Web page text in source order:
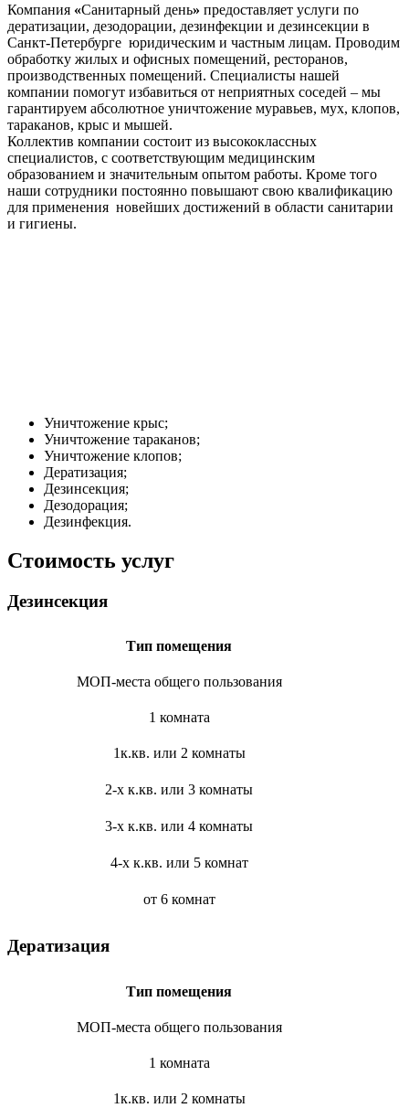
Компания «Санитарный день» предоставляет услуги по
дератизации, дезодорации, дезинфекции и дезинсекции в
Санкт-Петербурге юридическим и частным лицам. Проводим
обработку жилых и офисных помещений, ресторанов,
производственных помещений. Специалисты нашей
компании помогут избавиться от неприятных соседей – мы
гарантируем абсолютное уничтожение муравьев, мух, клопов,
тараканов, крыс и мышей.
Коллектив компании состоит из высококлассных
специалистов, с соответствующим медицинским
образованием и значительным опытом работы. Кроме того
наши сотрудники постоянно повышают свою квалификацию
для применения новейших достижений в области санитарии
и гигиены.
Уничтожение крыс;
Уничтожение тараканов;
Уничтожение клопов;
Дератизация;
Дезинсекция;
Дезодорация;
Дезинфекция.
Стоимость услуг
Дезинсекция
Тип помещения
МОП-места общего пользования
1 комната
1к.кв. или 2 комнаты
2-х к.кв. или 3 комнаты
3-х к.кв. или 4 комнаты
4-х к.кв. или 5 комнат
от 6 комнат
Дератизация
Тип помещения
МОП-места общего пользования
1 комната
1к.кв. или 2 комнаты